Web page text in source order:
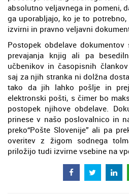
absolutno veljavnega in pomeni,
ga uporabljajo, ko je to
izvirni in pravno veljavni
Postopek obdelave
prevajanja knjig ali pa
učbenikov in časopisnih
saj za njih stranka ni dolžna
tako da jih lahko pošlje in
elektronski pošti, s čimer bo
postopek njihove obdelave.
prinese v našo poslovalnico in
preko“Pošte Slovenije” ali pa
overitev z žigom sodnega
priložijo tudi izvirne vsebine na